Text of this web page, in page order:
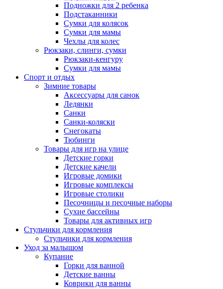
Подножки для 2 ребенка
Подстаканники
Сумки для колясок
Сумки для мамы
Чехлы для колес
Рюкзаки, слинги, сумки
Рюкзаки-кенгуру
Сумки для мамы
Спорт и отдых
Зимние товары
Аксессуары для санок
Ледянки
Санки
Санки-коляски
Снегокаты
Тюбинги
Товары для игр на улице
Детские горки
Детские качели
Игровые домики
Игровые комплексы
Игровые столики
Песочницы и песочные наборы
Сухие бассейны
Товары для активных игр
Стульчики для кормления
Стульчики для кормления
Уход за малышом
Купание
Горки для ванной
Детские ванны
Коврики для ванны